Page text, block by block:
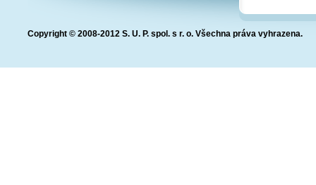
Copyright © 2008-2012 S. U. P. spol. s r. o. Všechna práva vyhrazena.